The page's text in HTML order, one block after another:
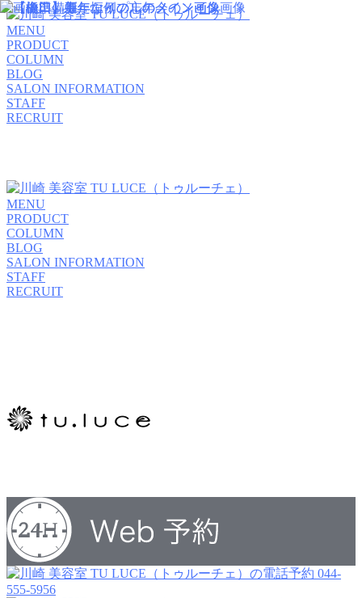
MENU
PRODUCT
COLUMN
BLOG
SALON INFORMATION
STAFF
RECRUIT
MENU
PRODUCT
COLUMN
BLOG
SALON INFORMATION
STAFF
RECRUIT
044-
555-5956